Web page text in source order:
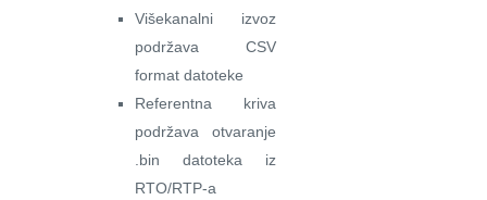
Višekanalni izvoz
podržava CSV
format datoteke
Referentna kriva
podržava otvaranje
.bin datoteka iz
RTO/RTP-a